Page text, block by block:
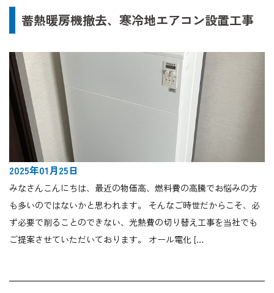
蓄熱暖房機撤去、寒冷地エアコン設置工事
2025年01月25日
みなさんこんにちは、最近の物価高、燃料費の高騰でお悩みの方
も多いのではないかと思われます。 そんなご時世だからこそ、必
ず必要で削ることのできない、光熱費の切り替え工事を当社でも
ご提案させていただいております。 オール電化 […